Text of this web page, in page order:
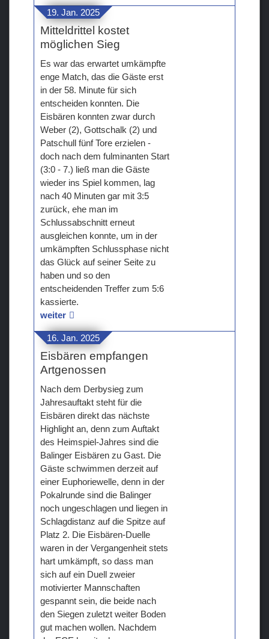
19. Jan. 2025
Mitteldrittel kostet
möglichen Sieg
Es war das erwartet umkämpfte
enge Match, das die Gäste erst
in der 58. Minute für sich
entscheiden konnten. Die
Eisbären konnten zwar durch
Weber (2), Gottschalk (2) und
Patschull fünf Tore erzielen -
doch nach dem fulminanten Start
(3:0 - 7.) ließ man die Gäste
wieder ins Spiel kommen, lag
nach 40 Minuten gar mit 3:5
zurück, ehe man im
Schlussabschnitt erneut
ausgleichen konnte, um in der
umkämpften Schlussphase nicht
das Glück auf seiner Seite zu
haben und so den
entscheidenden Treffer zum 5:6
kassierte.
weiter
16. Jan. 2025
Eisbären empfangen
Artgenossen
Nach dem Derbysieg zum
Jahresauftakt steht für die
Eisbären direkt das nächste
Highlight an, denn zum Auftakt
des Heimspiel-Jahres sind die
Balinger Eisbären zu Gast. Die
Gäste schwimmen derzeit auf
einer Euphoriewelle, denn in der
Pokalrunde sind die Balinger
noch ungeschlagen und liegen in
Schlagdistanz auf die Spitze auf
Platz 2. Die Eisbären-Duelle
waren in der Vergangenheit stets
hart umkämpft, so dass man
sich auf ein Duell zweier
motivierter Mannschaften
gespannt sein, die beide nach
den Siegen zuletzt weiter Boden
gut machen wollen. Nachdem